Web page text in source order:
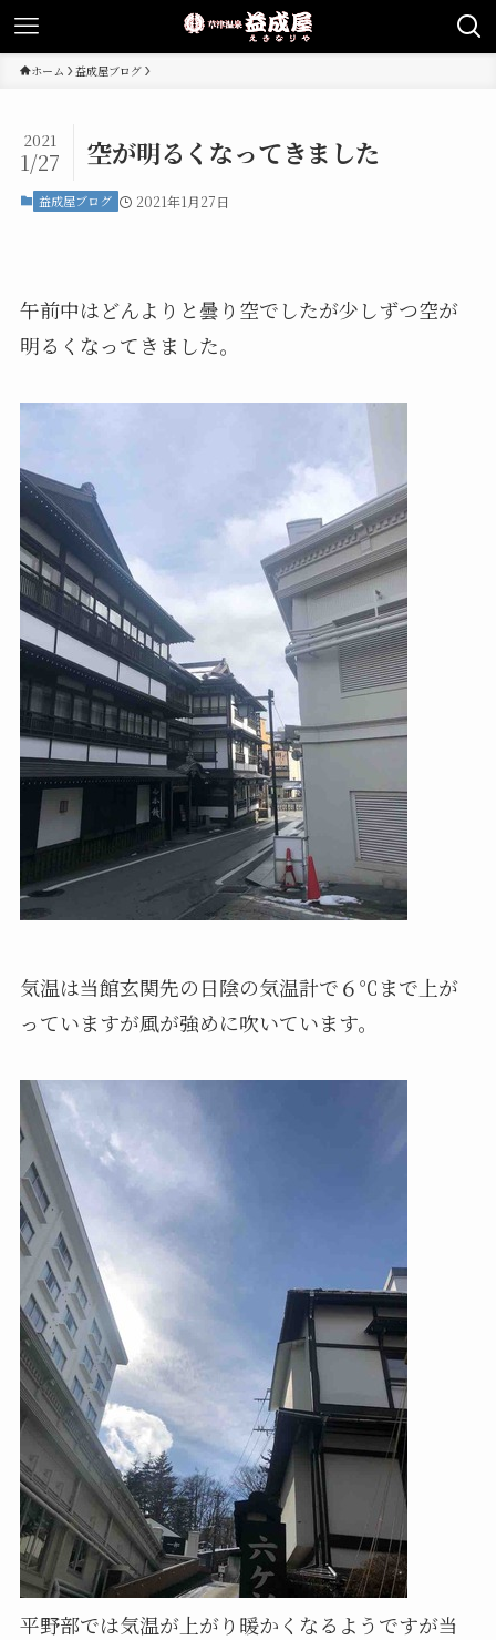
ホーム 益成屋ブログ
空が明るくなってきました
2021
1/27
益成屋ブログ 2021年1月27日
午前中はどんよりと曇り空でしたが少しずつ空が
明るくなってきました。
気温は当館玄関先の日陰の気温計で６℃まで上が
っていますが風が強めに吹いています。
平野部では気温が上がり暖かくなるようですが当